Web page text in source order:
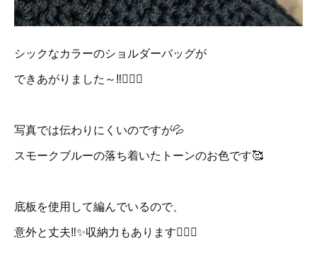
シックなカラーのショルダーバッグが
できあがりました～‼️👍🏻✨
写真では伝わりにくいのですが💦
スモークブルーの落ち着いたトーンのお色です🥰
底板を使用して編んでいるので、
意外と丈夫‼️✨収納力もあります👍🏻✨